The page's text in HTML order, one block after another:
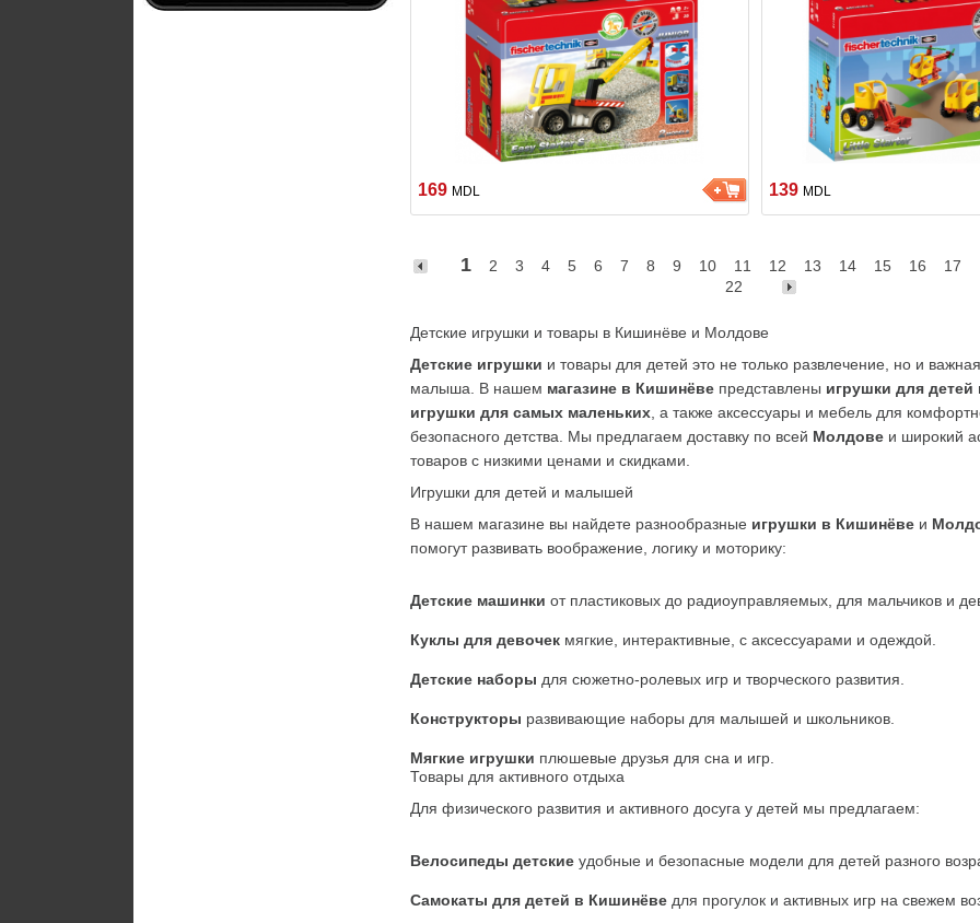
169 MDL 139 MDL
1 2 3 4 5 6 7 8 9 10 11 12 13 14 15 16 17
22
Детские игрушки и товары в Кишинёве и Молдове
Детские игрушки и товары для детей это не только развлечение, но и
малыша. В нашем магазине в Кишинёве представлены игрушки для детей
игрушки для самых маленьких , а также аксессуары и мебель для
безопасного детства. Мы предлагаем доставку по всей Молдове и широкий
товаров с низкими ценами и скидками.
Игрушки для детей и малышей
В нашем магазине вы найдете разнообразные игрушки в Кишинёве и
помогут развивать воображение, логику и моторику:
Детские машинки от пластиковых до радиоуправляемых, для мальчиков и
Куклы для девочек мягкие, интерактивные, с аксессуарами и одеждой.
Детские наборы для сюжетно-ролевых игр и творческого развития.
Конструкторы развивающие наборы для малышей и школьников.
Мягкие игрушки плюшевые друзья для сна и игр.
Товары для активного отдыха
Для физического развития и активного досуга у детей мы предлагаем:
Велосипеды детские удобные и безопасные модели для детей разного
Самокаты для детей в Кишинёве для прогулок и активных игр на свежем